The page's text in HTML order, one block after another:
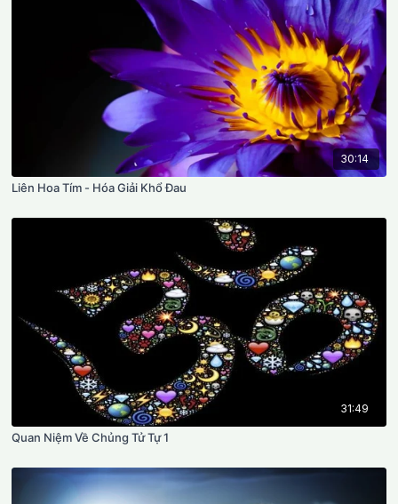
30:14
Liên Hoa Tím - Hóa Giải Khổ Đau
31:49
Quan Niệm Về Chủng Tử Tự 1